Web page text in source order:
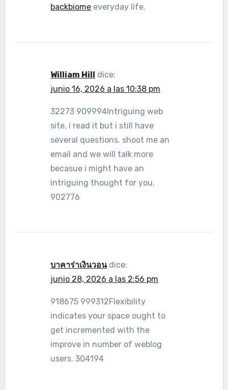
backbiome everyday life.
William Hill dice:
junio 16, 2026 a las 10:38 pm
32273 909994Intriguing web
site, i read it but i still have
several questions. shoot me an
email and we will talk more
becasue i might have an
intriguing thought for you.
902776
บาคาร่าเงินวอน dice:
junio 28, 2026 a las 2:56 pm
918675 999312Flexibility
indicates your space ought to
get incremented with the
improve in number of weblog
users. 304194